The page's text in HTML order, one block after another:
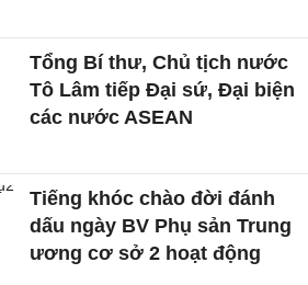
Tổng Bí thư, Chủ tịch nước
Tô Lâm tiếp Đại sứ, Đại biện
các nước ASEAN
Tiếng khóc chào đời đánh
dấu ngày BV Phụ sản Trung
ương cơ sở 2 hoạt động